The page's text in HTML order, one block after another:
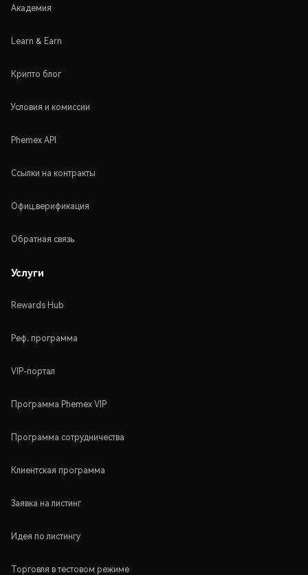
Академия
Learn & Earn
Крипто блог
Условия и комиссии
Phemex API
Ссылки на контракты
Офиц.верификация
Обратная связь
Услуги
Rewards Hub
Реф. программа
VIP-портал
Программа Phemex VIP
Программа сотрудничества
Клиентская программа
Заявка на листинг
Идея по листингу
Торговля в тестовом режиме